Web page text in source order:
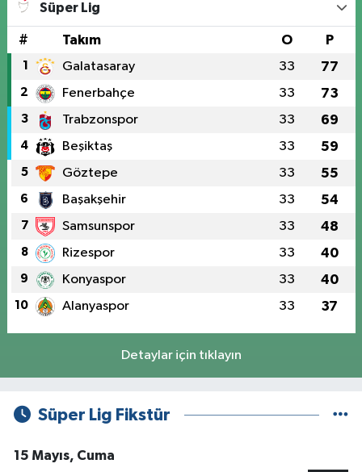
Süper Lig
# Takım O P
1 Galatasaray 33 77
2 Fenerbahçe 33 73
3 Trabzonspor 33 69
4 Beşiktaş 33 59
5 Göztepe 33 55
6 Başakşehir 33 54
7 Samsunspor 33 48
8 Rizespor 33 40
9 Konyaspor 33 40
10 Alanyaspor 33 37
Detaylar için tıklayın
Süper Lig Fikstür
15 Mayıs, Cuma